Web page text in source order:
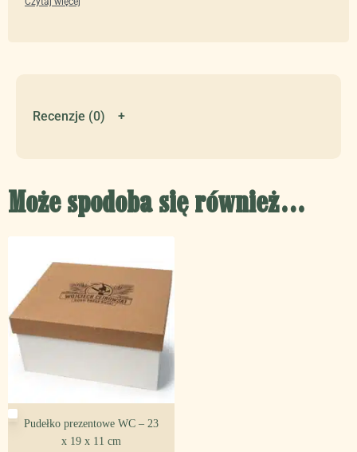
Wymiary:38 cm x 42 cm (+/- 1 cm)
Recenzje (0)
Może spodoba się również…
Pudełko prezentowe WC – 23
x 19 x 11 cm